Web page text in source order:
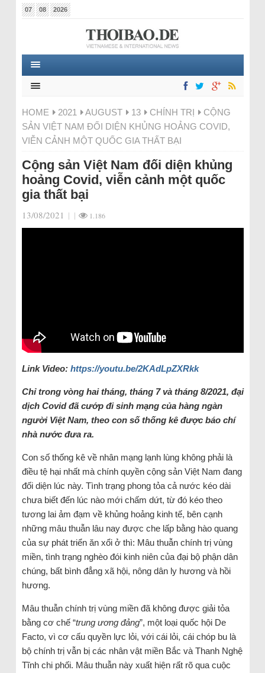
07 08 2026
HOME 2021 AUGUST 13 CHÍNH TRỊ
CỘNG
SẢN VIỆT NAM ĐỐI DIỆN KHỦNG HOẢNG COVID,
VIỄN CẢNH MỘT QUỐC GIA THẤT BẠI
Cộng sản Việt Nam đối diện khủng
hoảng Covid, viễn cảnh một quốc
gia thất bại
13/08/2021 | | 1.186
Link Video: https://youtu.be/2KAdLpZXRkk
Chỉ trong vòng hai tháng, tháng 7 và tháng 8/2021, đại
dịch Covid đã cướp đi sinh mạng của hàng ngàn
người Việt Nam, theo con số thống kê được báo chí
nhà nước đưa ra.
Con số thống kê về nhân mạng lạnh lùng không phải là
điều tệ hại nhất mà chính quyền cộng sản Việt Nam đang
đối diện lúc này. Tình trạng phong tỏa cả nước kéo dài
chưa biết đến lúc nào mới chấm dứt, từ đó kéo theo
tương lai ảm đạm về khủng hoảng kinh tế, bên cạnh
những mâu thuẫn lâu nay được che lấp bằng hào quang
của sự phát triển ăn xổi ở thì: Mâu thuẫn chính trị vùng
miền, tình trạng nghèo đói kinh niên của đại bộ phận dân
chúng, bất bình đẳng xã hội, nông dân ly hương và hồi
hương.
Mâu thuẫn chính trị vùng miền đã không được giải tỏa
bằng cơ chế “trung ương đảng”, một loại quốc hội De
Facto, vì cơ cấu quyền lực lỏi, với cái lỏi, cái chóp bu là
bộ chính trị vẫn bị các nhân vật miền Bắc và Thanh Nghệ
Tĩnh chi phối. Mâu thuẫn này xuất hiện rất rõ qua cuộc